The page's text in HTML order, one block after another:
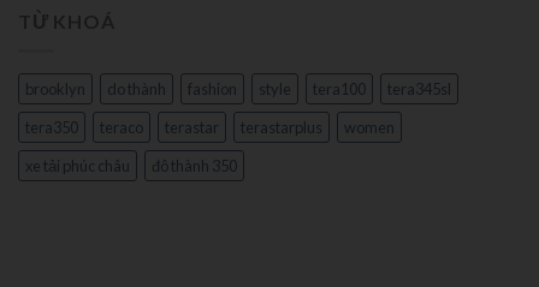
brooklyn do thành fashion style tera100
tera345sl
tera350
teraco terastar terastarplus
women
xe tải phúc châu
đô thành 350